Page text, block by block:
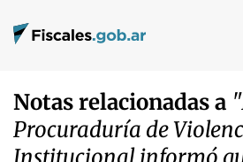
Notas relacionadas a
Procuraduría de